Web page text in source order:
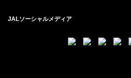
JALソーシャルメディア